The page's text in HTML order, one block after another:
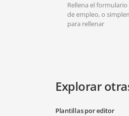
Rellena el
de empleo, o
para rellenar
Explorar
Plantillas por editor